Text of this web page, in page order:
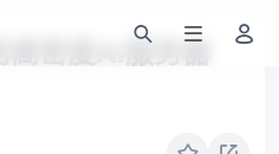
密度Ai服务器